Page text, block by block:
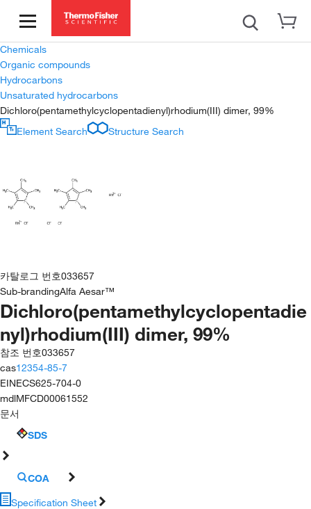
Chemicals
Organic compounds
Hydrocarbons
Unsaturated hydrocarbons
Dichloro(pentamethylcyclopentadienyl)rhodium(III) dimer, 99%
Element Search
Structure Search
카탈로그 번호033657
Sub-brandingAlfa Aesar™
Dichloro(pentamethylcyclopentadie
nyl)rhodium(III) dimer, 99%
참조 번호033657
cas12354-85-7
EINECS625-704-0
mdlMFCD00061552
문서
SDS
COA
Specification Sheet